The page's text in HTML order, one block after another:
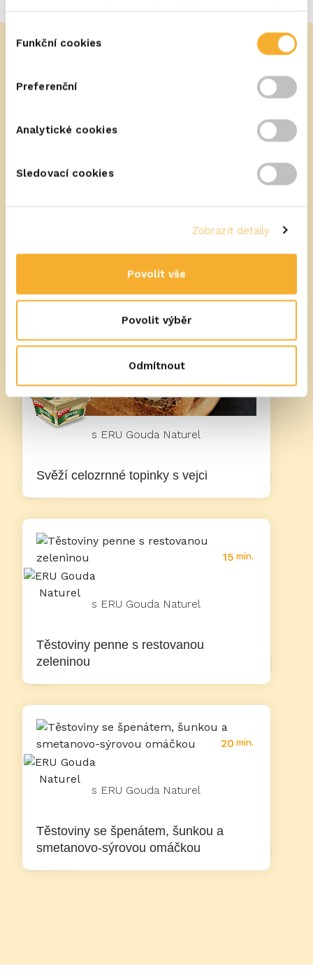
souhlasu
Funkční cookies
Preferenční
Analytické cookies
Sledovací cookies
Zobrazit detaily
Povolit vše
Povolit výběr
Odmítnout
Obdobné recepty
15 min.
s ERU Gouda Naturel
Svěží celozrnné topinky s vejci
15 min.
s ERU Gouda Naturel
Těstoviny penne s restovanou
zeleninou
20 min.
s ERU Gouda Naturel
Těstoviny se špenátem, šunkou a
smetanovo-sýrovou omáčkou